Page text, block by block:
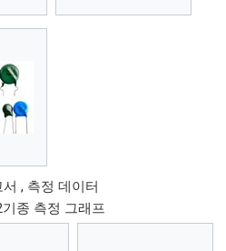
, 측정 데이터
종 측정 그래프